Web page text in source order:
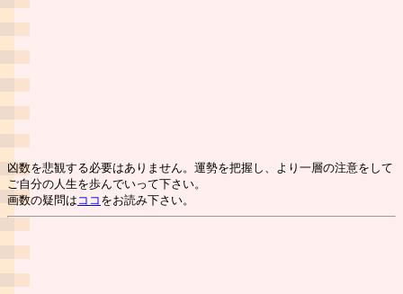
凶数を悲観する必要はありません。運勢を把握し、より一層の注意をして
ご自分の人生を歩んでいって下さい。
画数の疑問は ココ をお読み下さい。